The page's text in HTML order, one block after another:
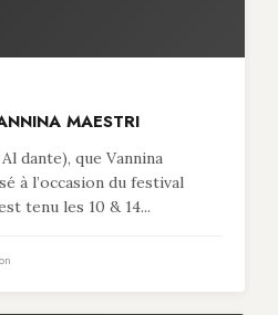
MAESTRI
dante), que Vannina
à l’occasion du festival
tenu les 10 & 14...